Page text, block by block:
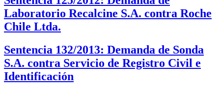
Laboratorio Recalcine S.A. contra Roche
Chile Ltda.
Sentencia 132/2013: Demanda de Sonda
S.A. contra Servicio de Registro Civil e
Identificación